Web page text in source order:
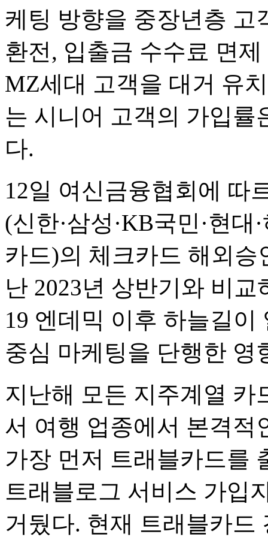
케팅 방향을 중장년층 고
환전, 입출금 수수료 면
MZ세대 고객을 대거 유
는 시니어 고객의 가입률
다.
12일 여신금융협회에 따
(신한·삼성·KB국민·현대
카드)의 체크카드 해외승
난 2023년 상반기와 비
19 엔데믹 이후 하늘길
중심 마케팅을 단행한 영
지난해 모든 지주계열 카
서 여행 업종에서 본격적
가장 먼저 트래블카드를
트래블로그 서비스 가입
거뒀다. 현재 트래블카